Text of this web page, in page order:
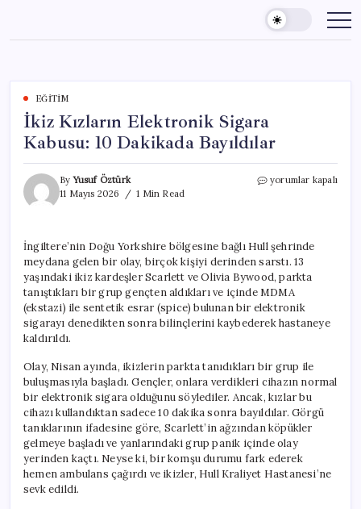
content
EĞITIM
İkiz Kızların Elektronik Sigara
Kabusu: 10 Dakikada Bayıldılar
ByYusuf Öztürk
11 Mayıs 2026
1 Min Read
İkiz
10
Dakikada
Bayıldılar
için
yorumlar kapalı
İngiltere’nin Doğu Yorkshire bölgesine bağlı Hull şehrinde
meydana gelen bir olay, birçok kişiyi derinden sarstı. 13
yaşındaki ikiz kardeşler Scarlett ve Olivia Bywood, parkta
tanıştıkları bir grup gençten aldıkları ve içinde MDMA
(ekstazi) ile sentetik esrar (spice) bulunan bir elektronik
sigarayı denedikten sonra bilinçlerini kaybederek hastaneye
kaldırıldı.
Olay, Nisan ayında, ikizlerin parkta tanıdıkları bir grup ile
buluşmasıyla başladı. Gençler, onlara verdikleri cihazın normal
bir elektronik sigara olduğunu söylediler. Ancak, kızlar bu
cihazı kullandıktan sadece 10 dakika sonra bayıldılar. Görgü
tanıklarının ifadesine göre, Scarlett’in ağzından köpükler
gelmeye başladı ve yanlarındaki grup panik içinde olay
yerinden kaçtı. Neyse ki, bir komşu durumu fark ederek
hemen ambulans çağırdı ve ikizler, Hull Kraliyet Hastanesi’ne
sevk edildi.